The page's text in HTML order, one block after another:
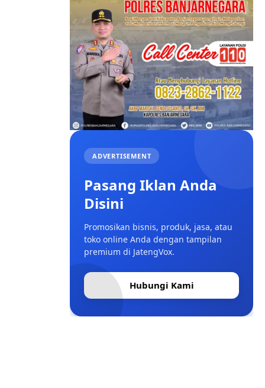
ADVERTISEMENT
Pasang Iklan Anda
Disini
Promosikan bisnis, produk, jasa, atau
toko online Anda dengan tampilan
premium di JatengVox.
Hubungi Kami